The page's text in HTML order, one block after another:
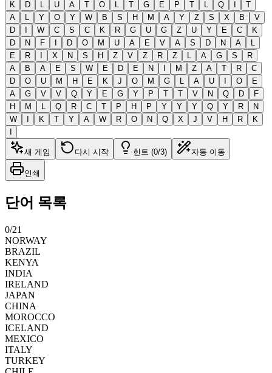
K
D L U A T O L T G E P T L Q I
T
A
L Y O Y W B S H M A Y Z S X B
V
D
I W C S C K R G U G Z U Y E C
K
D
N F I D O M U A E V A S D N A
L
E
R I X N S H Z V Z R Z L A G S
R
A
B A E S W E D E N I M Z A T R
C
D
O U M H E K J O M G L A U I O
E
A
G V V Q Y E G Y P T T V N Q D
F
H
M L Q R C T P H P Y Y Y Q Y R
N
W
I K T Y A W R O N Q X J V H R
K
I
새 게임 다시 시작 힌트 (0/3) 자동 이동
인쇄
단어 목록
0/21
NORWAY
BRAZIL
KENYA
INDIA
IRELAND
JAPAN
CHINA
MOROCCO
ICELAND
MEXICO
ITALY
TURKEY